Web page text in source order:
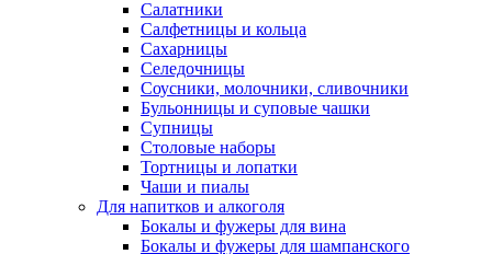
Салатники
Салфетницы и кольца
Сахарницы
Селедочницы
Соусники, молочники, сливочники
Бульонницы и суповые чашки
Супницы
Столовые наборы
Тортницы и лопатки
Чаши и пиалы
Для напитков и алкоголя
Бокалы и фужеры для вина
Бокалы и фужеры для шампанского